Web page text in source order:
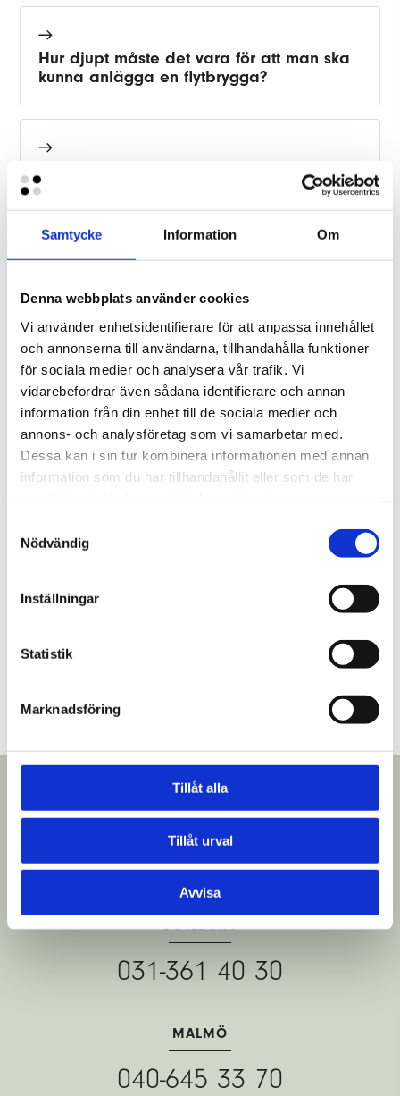
Samtycke Information Om
Denna webbplats använder cookies
Vi använder enhetsidentifierare för att anpassa innehållet
och annonserna till användarna, tillhandahålla funktioner
för sociala medier och analysera vår trafik. Vi
vidarebefordrar även sådana identifierare och annan
information från din enhet till de sociala medier och
annons- och analysföretag som vi samarbetar med.
Dessa kan i sin tur kombinera informationen med annan
information som du har tillhandahållit eller som de har
Nödvändig
Inställningar
Statistik
Marknadsföring
Tillåt alla
Tillåt urval
Avvisa
Hur djupt måste det vara för att man ska
kunna anlägga en flytbrygga?
Måste man ta upp flytbryggor och Y-
bommar på vintern?
Var tillverkar ni era flytbryggor?
Vad har en flytbrygga för livslängd?
Vad kostar en flytbrygga?
STOCKHOLM
08-403 05 900
GÖTEBORG
031-361 40 30
MALMÖ
040-645 33 70